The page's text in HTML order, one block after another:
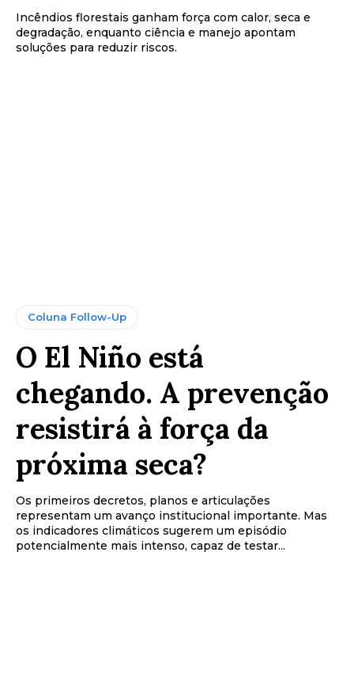
Incêndios florestais ganham força com calor, seca e
degradação, enquanto ciência e manejo apontam
soluções para reduzir riscos.
Coluna Follow-Up
O El Niño está
chegando. A prevenção
resistirá à força da
próxima seca?
Os primeiros decretos, planos e articulações
representam um avanço institucional importante. Mas
os indicadores climáticos sugerem um episódio
potencialmente mais intenso, capaz de testar...